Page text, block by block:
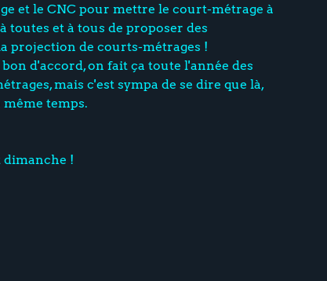
et le CNC pour mettre le court-métrage à
et à tous de proposer des
projection de courts-métrages !
d'accord, on fait ça toute l'année des
mais c'est sympa de se dire que là,
temps.
dimanche !